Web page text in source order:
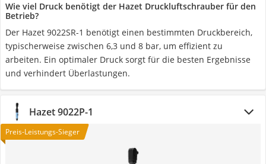
Wie viel Druck benötigt der Hazet Druckluftschrauber für den
Betrieb?
Der Hazet 9022SR-1 benötigt einen bestimmten Druckbereich,
typischerweise zwischen 6,3 und 8 bar, um effizient zu
arbeiten. Ein optimaler Druck sorgt für die besten Ergebnisse
und verhindert Überlastungen.
Hazet 9022P-1
Preis-Leistungs-Sieger